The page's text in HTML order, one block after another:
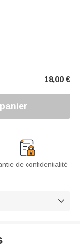
18,00 €
de confidentialité
